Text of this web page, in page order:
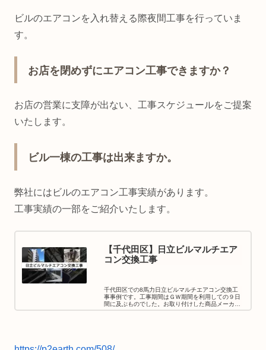
ビルのエアコンを入れ替える際夜間工事を行っていま
す。
お店を閉めずにエアコン工事できますか？
お店の営業に支障が出ない、工事スケジュールをご提案
いたします。
ビル一棟の工事は出来ますか。
弊社にはビルのエアコン工事実績があります。
工事実績の一部をご紹介いたします。
【千代田区】日立ビルマルチエア
コン交換工事
千代田区での8馬力日立ビルマルチエアコン交換工
事事例です。工事期間はＧＷ期間を利用しての９日
間に及ぶものでした。お取り付けした商品メーカー
形状数量（台）製品日立天井カセット（2方向タイ